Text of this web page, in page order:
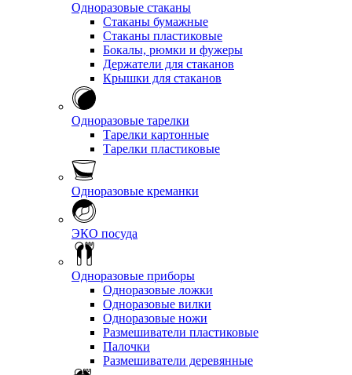
Одноразовые стаканы
Стаканы бумажные
Стаканы пластиковые
Бокалы, рюмки и фужеры
Держатели для стаканов
Крышки для стаканов
Одноразовые тарелки
Тарелки картонные
Тарелки пластиковые
Одноразовые креманки
ЭКО посуда
Одноразовые приборы
Одноразовые ложки
Одноразовые вилки
Одноразовые ножи
Размешиватели пластиковые
Палочки
Размешиватели деревянные